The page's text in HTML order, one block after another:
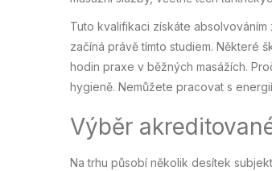
Tuto kvalifikaci získáte
začíná právě tímto studiem. Některé
hodin praxe v běžných masážích.
hygieně. Nemůžete pracovat s
Výběr
Na trhu působí několik desítek